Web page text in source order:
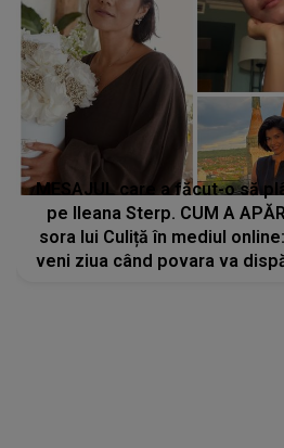
MESAJUL care a făcut-o să
pe Ileana Sterp. CUM A
sora lui Culiță în mediul online:
veni ziua când povara va